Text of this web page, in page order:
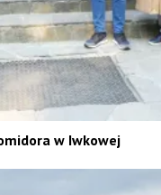
w Iwkowej